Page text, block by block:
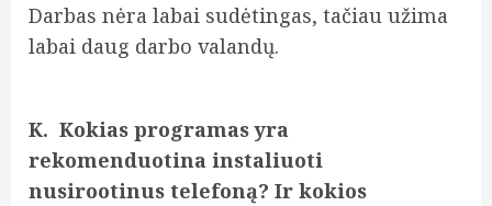
Darbas nėra labai sudėtingas, tačiau užima
labai daug darbo valandų.
K. Kokias programas yra
rekomenduotina instaliuoti
nusirootinus telefoną? Ir kokios